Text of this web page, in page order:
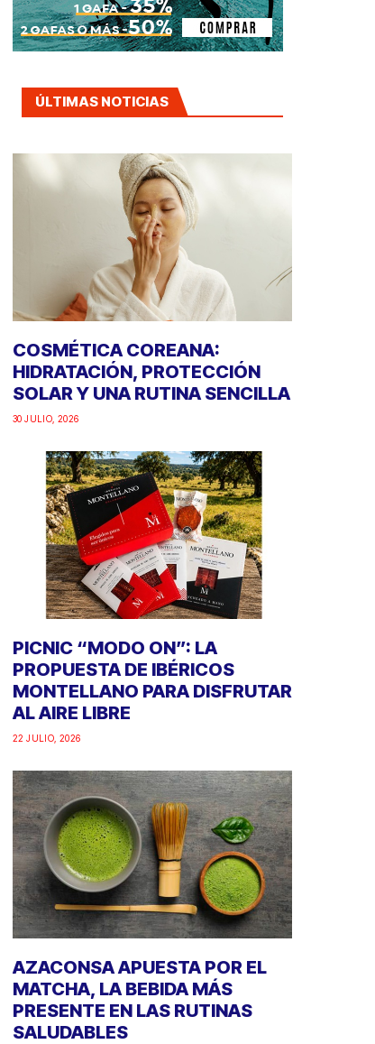
ÚLTIMAS NOTICIAS
COSMÉTICA COREANA:
HIDRATACIÓN, PROTECCIÓN
SOLAR Y UNA RUTINA SENCILLA
30 JULIO, 2026
PICNIC “MODO ON”: LA
PROPUESTA DE IBÉRICOS
MONTELLANO PARA DISFRUTAR
AL AIRE LIBRE
22 JULIO, 2026
AZACONSA APUESTA POR EL
MATCHA, LA BEBIDA MÁS
PRESENTE EN LAS RUTINAS
SALUDABLES